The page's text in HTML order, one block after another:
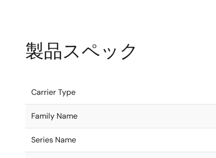
製品スペック
Carrier Type
Family Name
Series Name